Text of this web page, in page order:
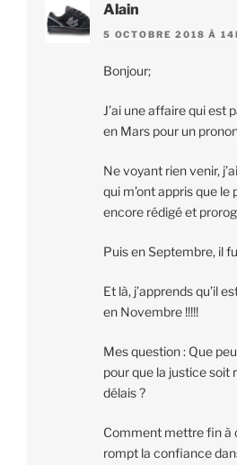
Alain
5 OCTOBRE 2018 À
Bonjour;
J’ai une affaire qui est
en Mars pour un
Ne voyant rien venir,
qui m’ont appris que le
encore rédigé et
Puis en Septembre, il
Et là, j’apprends qu’il
en Novembre !!!!!
Mes question : Que
pour que la justice soit
délais ?
Comment mettre fin à
rompt la confiance